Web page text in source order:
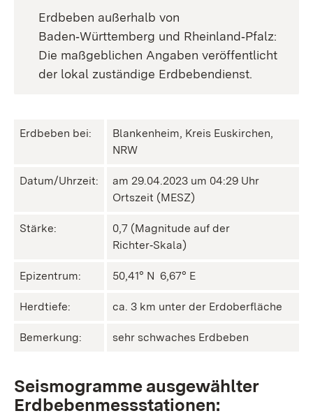
Erdbeben außerhalb von
Baden‑Württemberg und Rheinland‑Pfalz:
Die maßgeblichen Angaben veröffentlicht
der lokal zuständige Erdbebendienst.
Erdbeben bei:
Blankenheim, Kreis Euskirchen,
NRW
Datum/Uhrzeit:
am 29.04.2023 um 04:29 Uhr
Ortszeit (MESZ)
Stärke:
0,7 (Magnitude auf der
Richter‑Skala)
Epizentrum: 50,41° N ㅤ 6,67° E
Herdtiefe: ca. 3 km unter der Erdoberfläche
Bemerkung: sehr schwaches Erdbeben
Seismogramme ausgewählter
Erdbebenmessstationen: